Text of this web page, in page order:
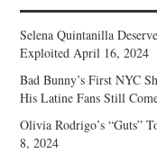
Selena Quintanilla
Exploited April 16, 2024
Bad Bunny’s First NYC
His Latine Fans Still
Olivia Rodrigo’s “Guts”
8, 2024